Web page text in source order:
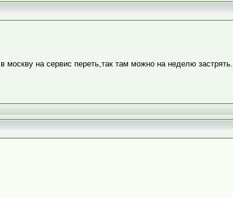
москву на сервис переть,так там можно на неделю застрять.